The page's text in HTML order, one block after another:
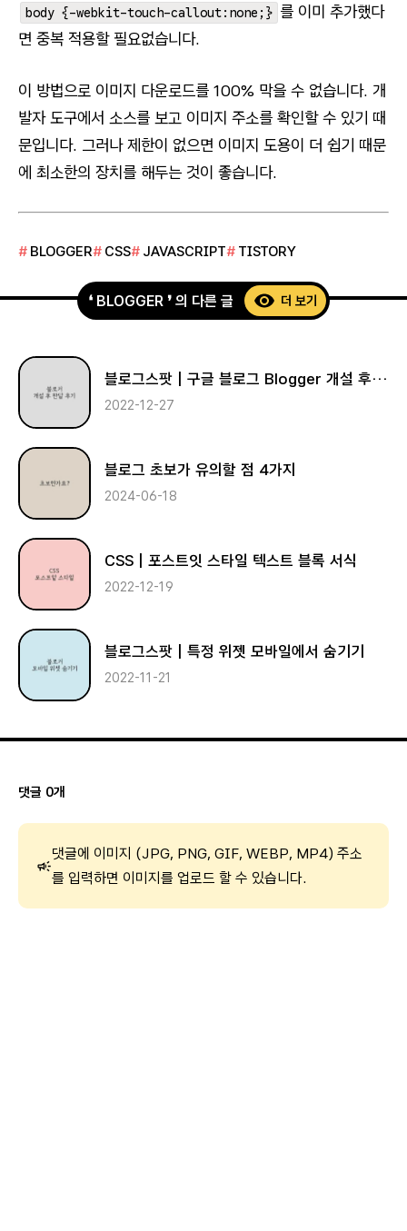
body {-webkit-touch-callout:none;} 를 이미 추가했다
면 중복 적용할 필요없습니다.
이 방법으로 이미지 다운로드를 100% 막을 수 없습니다. 개
발자 도구에서 소스를 보고 이미지 주소를 확인할 수 있기 때
문입니다. 그러나 제한이 없으면 이미지 도용이 더 쉽기 때문
에 최소한의 장치를 해두는 것이 좋습니다.
BLOGGER CSS JAVASCRIPT TISTORY
❛ BLOGGER ❜ 의 다른 글 더 보기
블로그스팟 | 구글 블로그 Blogger 개설 후 한 달! 후기
2022-12-27
블로그 초보가 유의할 점 4가지
2024-06-18
CSS | 포스트잇 스타일 텍스트 블록 서식
2022-12-19
블로그스팟 | 특정 위젯 모바일에서 숨기기
2022-11-21
댓글 0개
댓글에 이미지 (JPG, PNG, GIF, WEBP, MP4) 주소
를 입력하면 이미지를 업로드 할 수 있습니다.